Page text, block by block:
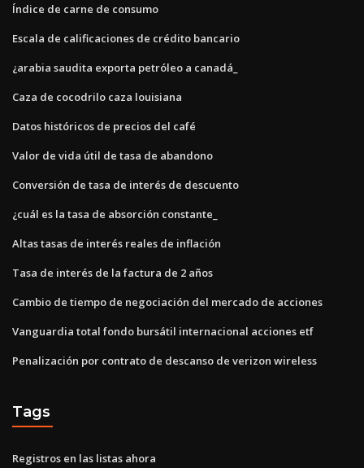
Índice de carne de consumo
Escala de calificaciones de crédito bancario
¿arabia saudita exporta petróleo a canadá_
Caza de cocodrilo caza louisiana
Datos históricos de precios del café
Valor de vida útil de tasa de abandono
Conversión de tasa de interés de descuento
¿cuál es la tasa de absorción constante_
Altas tasas de interés reales de inflación
Tasa de interés de la factura de 2 años
Cambio de tiempo de negociación del mercado de acciones
Vanguardia total fondo bursátil internacional acciones etf
Penalización por contrato de descanso de verizon wireless
Tags
Registros en las listas ahora